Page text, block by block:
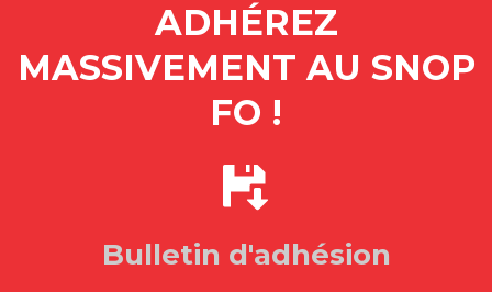
ADHÉREZ
MASSIVEMENT AU SNOP
FO !
Bulletin d'adhésion